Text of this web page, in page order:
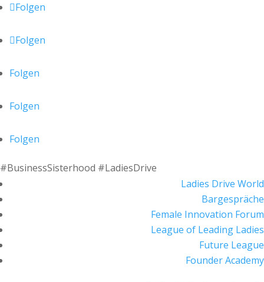
Folgen
Folgen
Folgen
Folgen
Folgen
#BusinessSisterhood #LadiesDrive
Ladies Drive World
Bargespräche
Female Innovation Forum
League of Leading Ladies
Future League
Founder Academy